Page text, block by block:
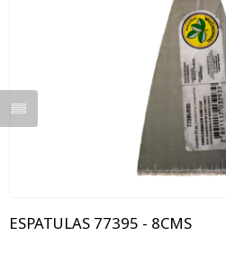
ESPATULAS 77395 - 8CMS